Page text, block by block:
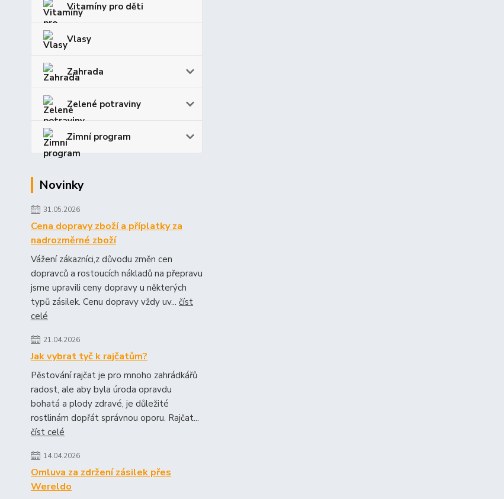
Vitamíny pro děti
Vlasy
Zahrada
Zelené potraviny
Zimní program
Novinky
31.05.2026
Cena dopravy zboží a příplatky za
nadrozměrné zboží
Vážení zákazníci,z důvodu změn cen
dopravců a rostoucích nákladů na přepravu
jsme upravili ceny dopravy u některých
typů zásilek. Cenu dopravy vždy uv... číst
celé
21.04.2026
Jak vybrat tyč k rajčatům?
Pěstování rajčat je pro mnoho zahrádkářů
radost, ale aby byla úroda opravdu
bohatá a plody zdravé, je důležité
rostlinám dopřát správnou oporu. Rajčat...
číst celé
14.04.2026
Omluva za zdržení zásilek přes
Wereldo